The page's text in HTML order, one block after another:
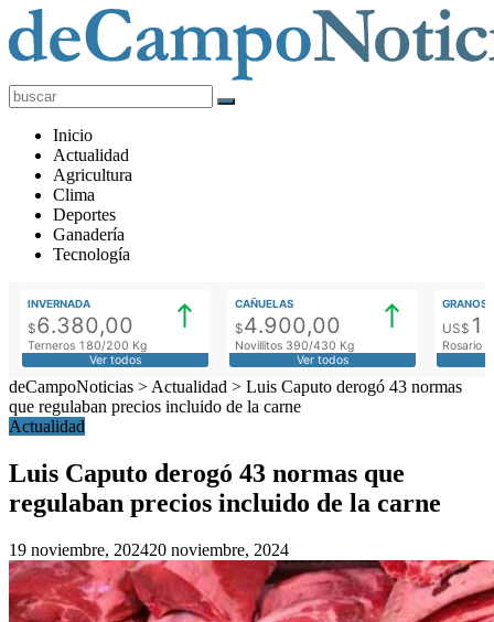
deCampoNoticias
Actualidad
Agropecuaria
Inicio
Actualidad
Agricultura
Clima
Deportes
Ganadería
Tecnología
INVERNADA
$6.380,00
Terneros 180/200 Kg
Ver todos
CAÑUELAS
$4.900,00
Novillitos 390/430 Kg
Ver todos
GRANOS
US$
Rosario
deCampoNoticias > Actualidad > Luis Caputo derogó 43 normas
que regulaban precios incluido de la carne
Actualidad
Luis Caputo derogó 43 normas que
regulaban precios incluido de la carne
19 noviembre, 202420 noviembre, 2024